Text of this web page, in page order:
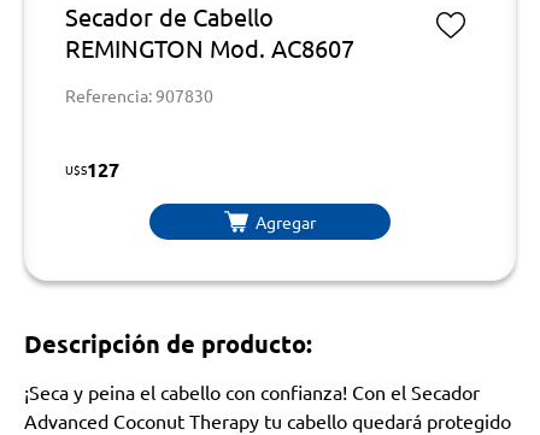
Secador de Cabello
REMINGTON Mod. AC8607
Referencia: 907830
U$S127
Agregar
Descripción de producto:
¡Seca y peina el cabello con confianza! Con el Secador
Advanced Coconut Therapy tu cabello quedará protegido